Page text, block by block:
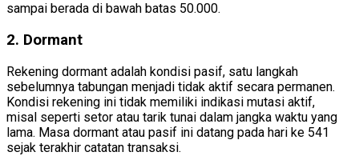
sampai berada di bawah batas 50.000.
2. Dormant
Rekening dormant adalah kondisi pasif, satu langkah
sebelumnya tabungan menjadi tidak aktif secara permanen.
Kondisi rekening ini tidak memiliki indikasi mutasi aktif,
misal seperti setor atau tarik tunai dalam jangka waktu yang
lama. Masa dormant atau pasif ini datang pada hari ke 541
sejak terakhir catatan transaksi.